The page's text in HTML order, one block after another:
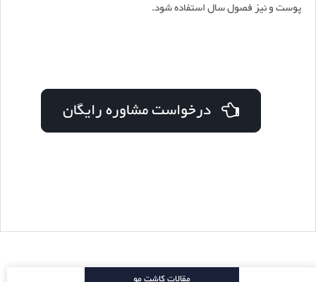
پوست و نیز فصول سال استفاده شود.